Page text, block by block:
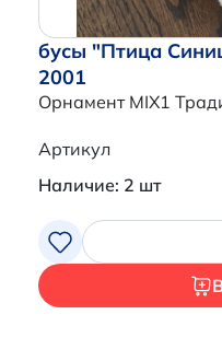
бусы "Птица
2001
Орнамент MIX1
Артикул
Наличие: 2 шт